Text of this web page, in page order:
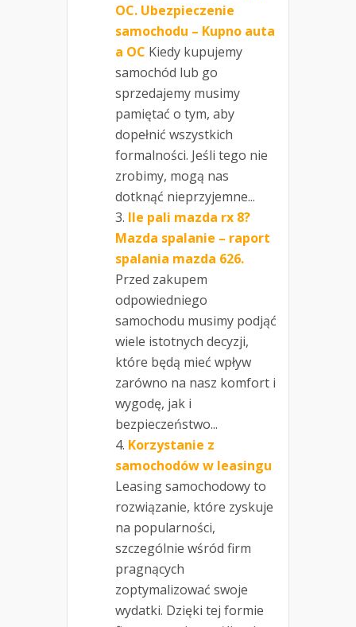
OC. Ubezpieczenie
samochodu – Kupno auta
a OC Kiedy kupujemy
samochód lub go
sprzedajemy musimy
pamiętać o tym, aby
dopełnić wszystkich
formalności. Jeśli tego nie
zrobimy, mogą nas
dotknąć nieprzyjemne...
Ile pali mazda rx 8?
Mazda spalanie – raport
spalania mazda 626.
Przed zakupem
odpowiedniego
samochodu musimy podjąć
wiele istotnych decyzji,
które będą mieć wpływ
zarówno na nasz komfort i
wygodę, jak i
bezpieczeństwo...
Korzystanie z
samochodów w leasingu
Leasing samochodowy to
rozwiązanie, które zyskuje
na popularności,
szczególnie wśród firm
pragnących
zoptymalizować swoje
wydatki. Dzięki tej formie